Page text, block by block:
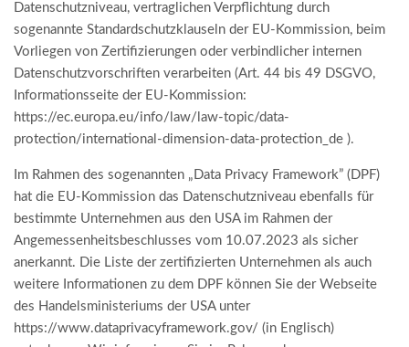
Datenschutzniveau, vertraglichen Verpflichtung durch
sogenannte Standardschutzklauseln der EU-Kommission, beim
Vorliegen von Zertifizierungen oder verbindlicher internen
Datenschutzvorschriften verarbeiten (Art. 44 bis 49 DSGVO,
Informationsseite der EU-Kommission:
https://ec.europa.eu/info/law/law-topic/data-
protection/international-dimension-data-protection_de ).
Im Rahmen des sogenannten „Data Privacy Framework” (DPF)
hat die EU-Kommission das Datenschutzniveau ebenfalls für
bestimmte Unternehmen aus den USA im Rahmen der
Angemessenheitsbeschlusses vom 10.07.2023 als sicher
anerkannt. Die Liste der zertifizierten Unternehmen als auch
weitere Informationen zu dem DPF können Sie der Webseite
des Handelsministeriums der USA unter
https://www.dataprivacyframework.gov/ (in Englisch)